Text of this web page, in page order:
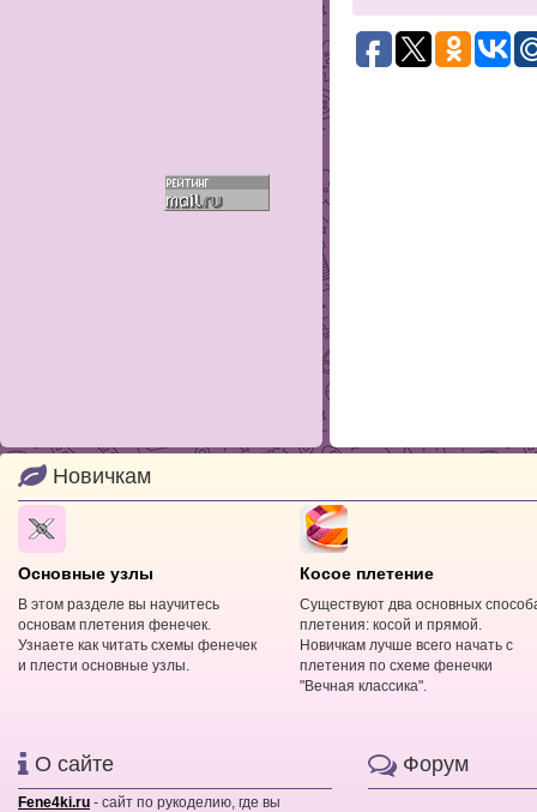
Новичкам
Основные узлы
В этом разделе вы научитесь
основам плетения фенечек.
Узнаете как читать схемы фенечек
и плести основные узлы.
Косое плетение
Существуют два основных
плетения: косой и прямой.
Новичкам лучше всего начать с
плетения по схеме фенечки
"Вечная классика".
О сайте
Fene4ki.ru - сайт по рукоделию, где вы
Форум